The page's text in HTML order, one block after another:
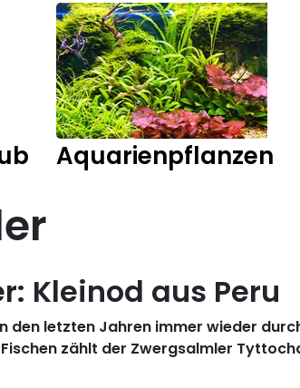
Aquarienpflanzen
Kleinod aus Peru
den letzten Jahren immer wieder
zählt der Zwergsalmler